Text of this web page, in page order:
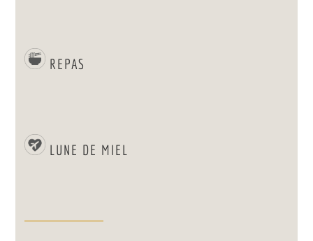
REPAS
LUNE DE MIEL